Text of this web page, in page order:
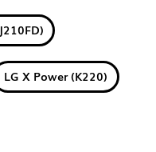
LG X Power (K220)